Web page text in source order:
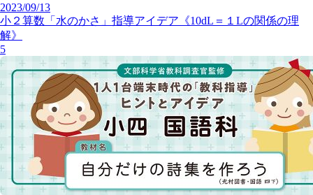
2023/09/13
小２算数「水のかさ」指導アイデア《10dL＝１Lの関係の理
解》
5